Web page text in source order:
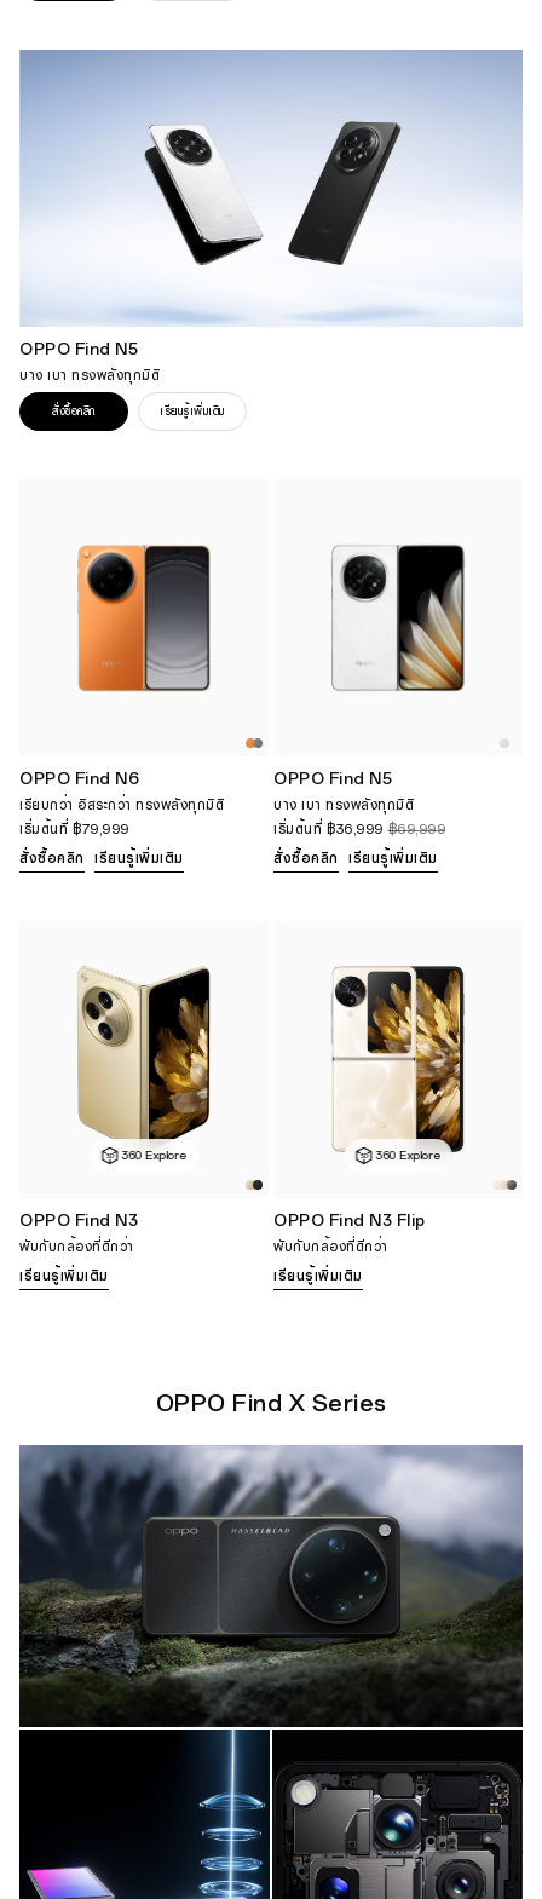
OPPO Find N5
บาง เบา ทรงพลังทุกมิติ
สั่งซื้อคลิก เรียนรู้เพิ่มเติม
OPPO Find N6
เรียบกว่า อิสระกว่า ทรงพลังทุกมิติ
เริ่มต้นที่ ฿79,999
สั่งซื้อคลิก
เรียนรู้เพิ่มเติม
OPPO Find N5
บาง เบา ทรงพลังทุกมิติ
เริ่มต้นที่ ฿36,999 ฿69,999
สั่งซื้อคลิก
เรียนรู้เพิ่มเติม
360 Explore
OPPO Find N3
พับกับกล้องที่ดีกว่า
เรียนรู้เพิ่มเติม
360 Explore
OPPO Find N3 Flip
พับกับกล้องที่ดีกว่า
เรียนรู้เพิ่มเติม
OPPO Find X Series